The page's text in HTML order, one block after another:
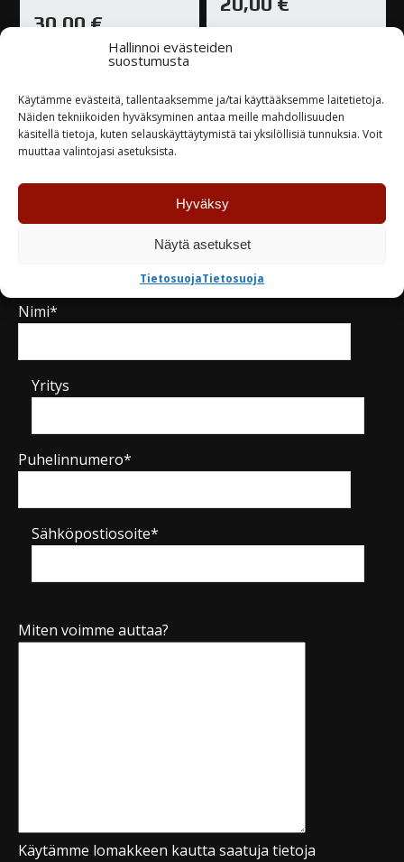
Hallinnoi evästeiden
suostumusta
Käytämme evästeitä, tallentaaksemme ja/tai käyttääksemme laitetietoja.
Näiden tekniikoiden hyväksyminen antaa meille mahdollisuuden
käsitellä tietoja, kuten selauskäyttäytymistä tai yksilöllisiä tunnuksia. Voit
muuttaa valintojasi asetuksista.
Hyväksy
Näytä asetukset
TietosuojaTietosuoja
30,00€
Varastossa
TUTUSTU TUTUSTU
Kysy tuotteesta / ota yhteyttä
Nimi*
Yritys
Puhelinnumero*
Sähköpostiosoite*
Miten voimme auttaa?
Käytämme lomakkeen kautta saatuja tietoja